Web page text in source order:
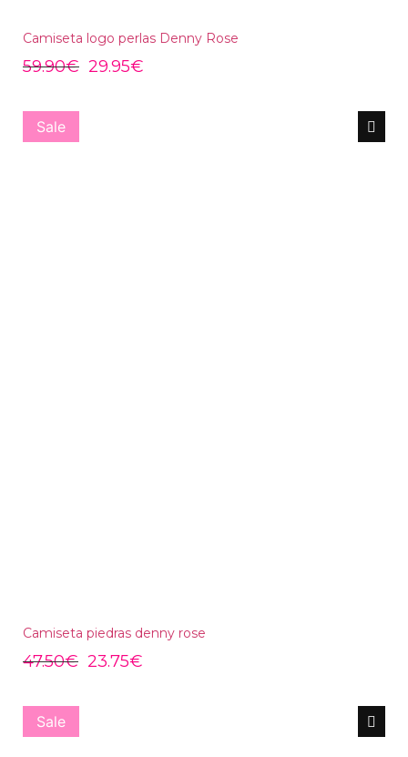
Camiseta logo perlas Denny Rose
59.90€ 29.95€
Sale
Camiseta piedras denny rose
47.50€ 23.75€
Sale